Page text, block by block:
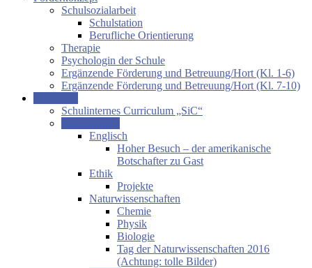
Schulsozialarbeit
Schulstation
Berufliche Orientierung
Therapie
Psychologin der Schule
Ergänzende Förderung und Betreuung/Hort (Kl. 1-6)
Ergänzende Förderung und Betreuung/Hort (Kl. 7-10)
Schulinternes Curriculum „SiC“
Englisch
Hoher Besuch – der amerikanische
Botschafter zu Gast
Ethik
Projekte
Naturwissenschaften
Chemie
Physik
Biologie
Tag der Naturwissenschaften 2016
(Achtung: tolle Bilder)